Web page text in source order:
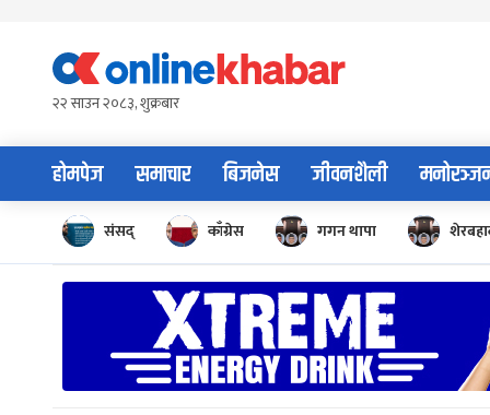
content२२ साउन २०८३, शुक्रबार
होमपेज समाचार बिजनेस जीवनशैली
संसद् काँग्रेस गगन थापा